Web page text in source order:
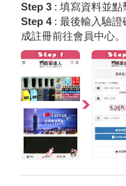
Step 3 : 填寫資料並點
Step 4: 最後輸入驗證
成註冊前往會員中心。